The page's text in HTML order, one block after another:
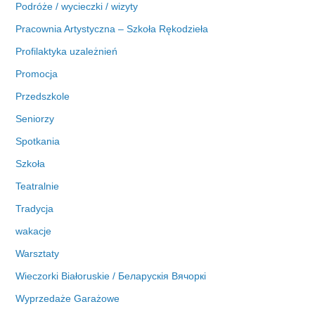
Podróże / wycieczki / wizyty
Pracownia Artystyczna – Szkoła Rękodzieła
Profilaktyka uzależnień
Promocja
Przedszkole
Seniorzy
Spotkania
Szkoła
Teatralnie
Tradycja
wakacje
Warsztaty
Wieczorki Białoruskie / Беларускія Вячоркі
Wyprzedaże Garażowe